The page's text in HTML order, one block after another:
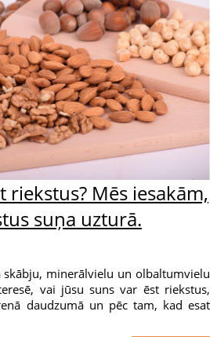
riekstus? Mēs iesakām,
suņa uzturā.
skābju, minerālvielu un olbaltumvielu
vai jūsu suns var ēst riekstus,
daudzumā un pēc tam, kad esat